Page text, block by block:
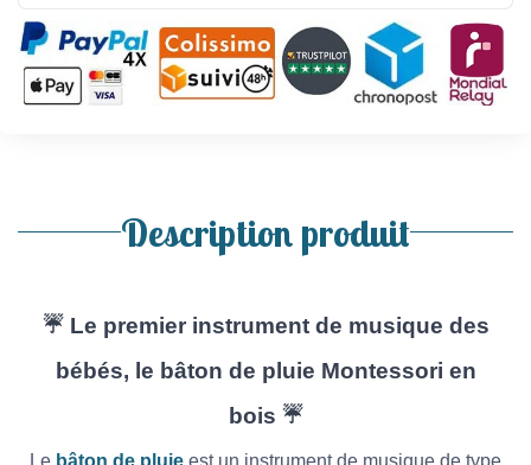
Description produit
☔️ Le premier instrument de musique des
bébés, le bâton de pluie Montessori en
bois ☔️
Le bâton de pluie est un instrument de musique de type